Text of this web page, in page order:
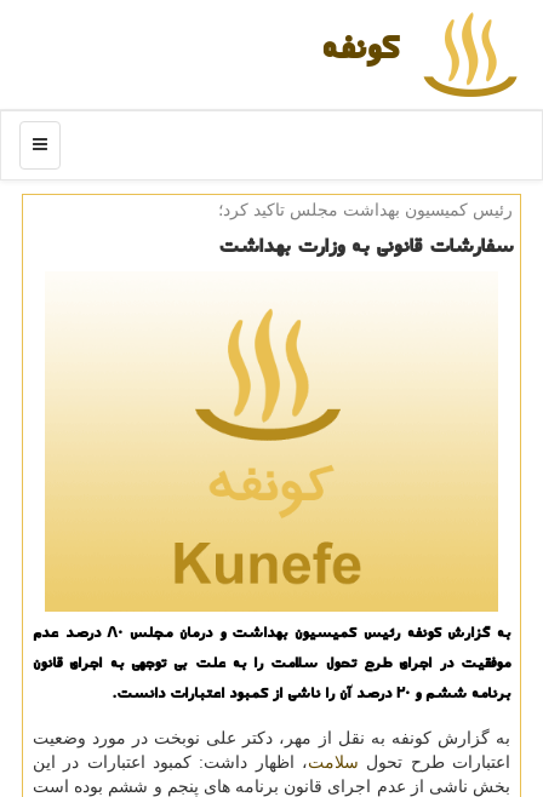
كونفه
منو
رئیس كمیسیون بهداشت مجلس تاكید كرد؛
سفارشات قانونی به وزارت بهداشت
به گزارش كونفه رئیس كمیسیون بهداشت و درمان مجلس ۸۰ درصد عدم
موفقیت در اجرای طرح تحول سلامت را به علت بی توجهی به اجرای قانون
برنامه ششم و ۲۰ درصد آن را ناشی از كمبود اعتبارات دانست.
به گزارش كونفه به نقل از مهر، دكتر علی نوبخت در مورد وضعیت
اعتبارات طرح تحول سلامت، اظهار داشت: كمبود اعتبارات در این
بخش ناشی از عدم اجرای قانون برنامه های پنجم و ششم بوده است